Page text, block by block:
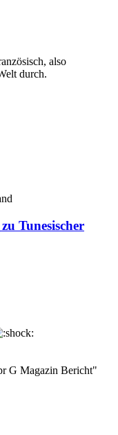
also
durch.
Tunesischer
G Magazin Bericht"